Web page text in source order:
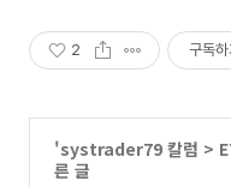
2 구독하
'systrader79 칼럼 >
른 글